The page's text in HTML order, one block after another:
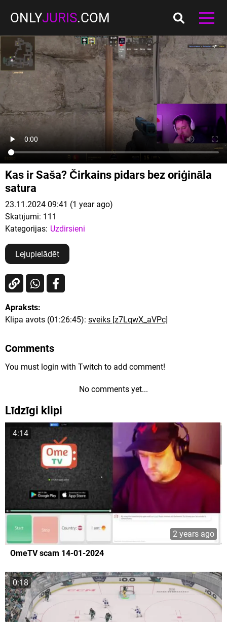
ONLYJURIS.COM
Kas ir Saša? Čirkains pidars bez oriģināla
satura
23.11.2024 09:41 (1 year ago)
Skatījumi: 111
Kategorijas: Uzdirsieni
Lejupielādēt
Apraksts:
Klipa avots (01:26:45): sveiks [z7LqwX_aVPc]
Comments
You must login with Twitch to add comment!
No comments yet...
Līdzīgi klipi
4:14
2 years ago
OmeTV scam 14-01-2024
0:18